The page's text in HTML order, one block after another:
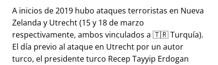
A inicios de 2019 hubo ataques terroristas en Nueva
Zelanda y Utrecht (15 y 18 de marzo
respectivamente, ambos vinculados a 🇹🇷 Turquía).
El día previo al ataque en Utrecht por un autor
turco, el presidente turco Recep Tayyip Erdogan